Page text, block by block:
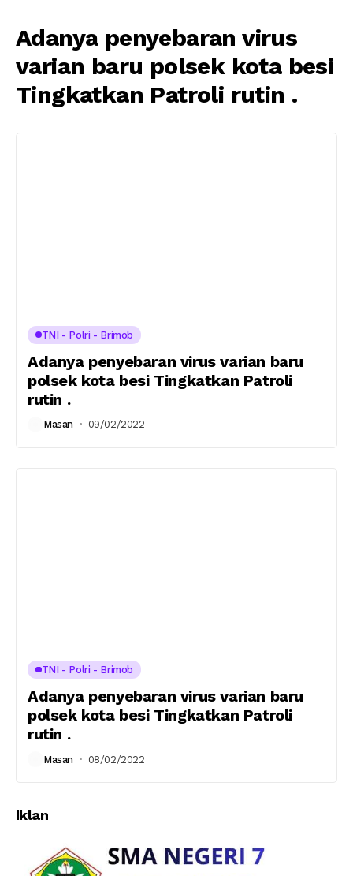
Adanya penyebaran virus
varian baru polsek kota besi
Tingkatkan Patroli rutin .
TNI - Polri - Brimob
Adanya penyebaran virus varian baru
polsek kota besi Tingkatkan Patroli
rutin .
Masan 09/02/2022
TNI - Polri - Brimob
Adanya penyebaran virus varian baru
polsek kota besi Tingkatkan Patroli
rutin .
Masan 08/02/2022
Iklan